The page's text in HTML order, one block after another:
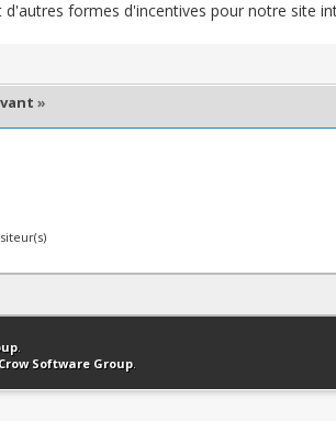
d'autres formes d'incentives pour notre site
»
en haut Version bas-débit (Archivé)
.
Software Group.